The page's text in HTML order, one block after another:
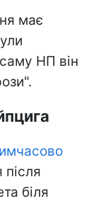
має
НП він
після
біля